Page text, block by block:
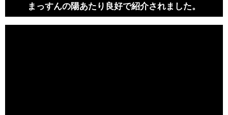
まっすんの陽あたり良好で紹介されました。